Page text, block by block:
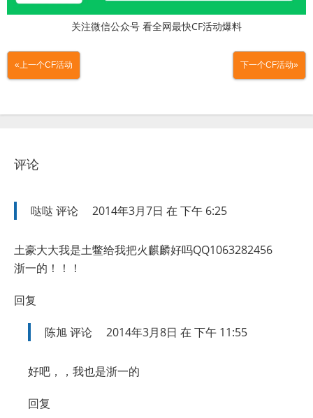
关注微信公众号 看全网最快CF活动爆料
«上一个CF活动 下一个CF活动»
评论
哒哒评论 2014年3月7日 在 下午 6:25
土豪大大我是土鳖给我把火麒麟好吗QQ1063282456
浙一的！！！
回复
陈旭评论 2014年3月8日 在 下午 11:55
好吧，，我也是浙一的
回复